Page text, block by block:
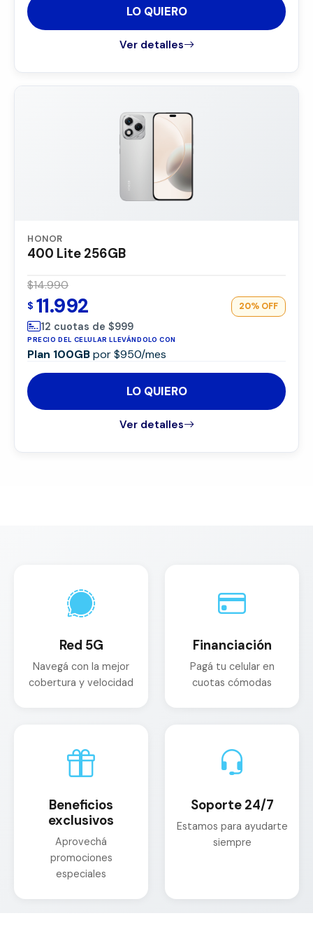
LO QUIERO
Ver detalles
HONOR
400 Lite 256GB
$14.990
$ 11.992 20% OFF
12 cuotas de $999
PRECIO DEL CELULAR LLEVÁNDOLO CON
Plan 100GBpor $950/mes
LO QUIERO
Ver detalles
Red 5G
Navegá con la mejor
cobertura y velocidad
Financiación
Pagá tu celular en
cuotas cómodas
Beneficios
exclusivos
Aprovechá
promociones
especiales
Soporte 24/7
Estamos para ayudarte
siempre